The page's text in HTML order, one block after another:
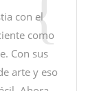
con el
como
Con sus
arte y eso